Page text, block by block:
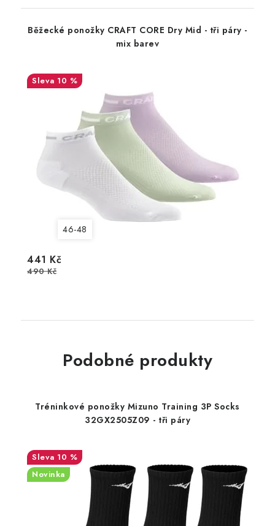
Běžecké ponožky CRAFT CORE Dry Mid - tři páry -
mix barev
10 %
46-48
441 Kč
490 Kč
Podobné produkty
Tréninkové ponožky Mizuno Training 3P Socks
32GX2505Z09 - tři páry
10 %
Novinka